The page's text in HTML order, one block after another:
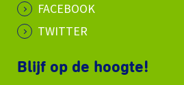
FACEBOOK
TWITTER
Blijf op de hoogte!